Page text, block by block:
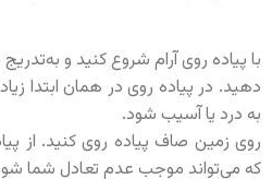
با پیاده روی آرام شروع کنید و
دهید. در پیاده روی در همان ابتدا
به درد یا آسیب شود.
روی زمین صاف پیاده روی کنید. از
که می‌تواند موجب عدم تعادل شما